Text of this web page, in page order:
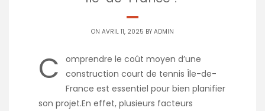
ON AVRIL 11, 2025 BY ADMIN
C
omprendre le coût moyen d’une
construction court de tennis Île-de-
France est essentiel pour bien planifier
son projet.En effet, plusieurs facteurs